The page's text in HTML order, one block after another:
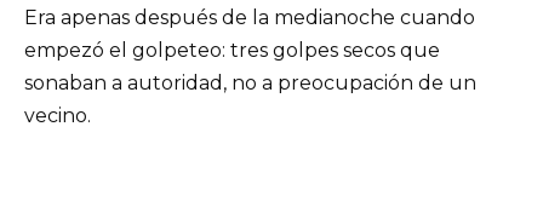
Era apenas después de la medianoche cuando
empezó el golpeteo: tres golpes secos que
sonaban a autoridad, no a preocupación de un
vecino.